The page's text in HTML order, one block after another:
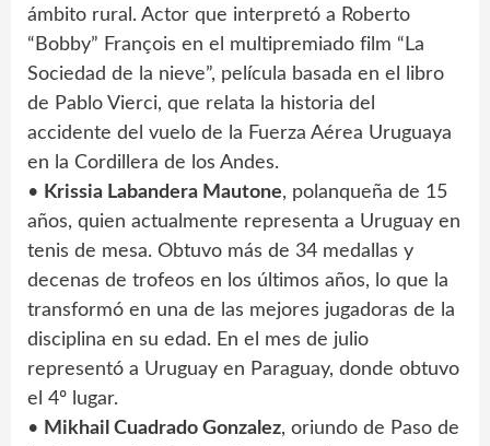
ámbito rural. Actor que interpretó a Roberto
“Bobby” François en el multipremiado film “La
Sociedad de la nieve”, película basada en el libro
de Pablo Vierci, que relata la historia del
accidente del vuelo de la Fuerza Aérea Uruguaya
en la Cordillera de los Andes.
• Krissia Labandera Mautone, polanqueña de 15
años, quien actualmente representa a Uruguay en
tenis de mesa. Obtuvo más de 34 medallas y
decenas de trofeos en los últimos años, lo que la
transformó en una de las mejores jugadoras de la
disciplina en su edad. En el mes de julio
representó a Uruguay en Paraguay, donde obtuvo
el 4º lugar.
• Mikhail Cuadrado Gonzalez, oriundo de Paso de